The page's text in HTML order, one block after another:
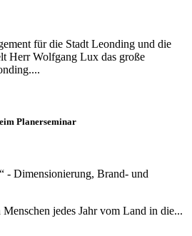
für die Stadt Leonding und die
Herr Wolfgang Lux das große
Planerseminar
- Dimensionierung, Brand- und
jedes Jahr vom Land in die...